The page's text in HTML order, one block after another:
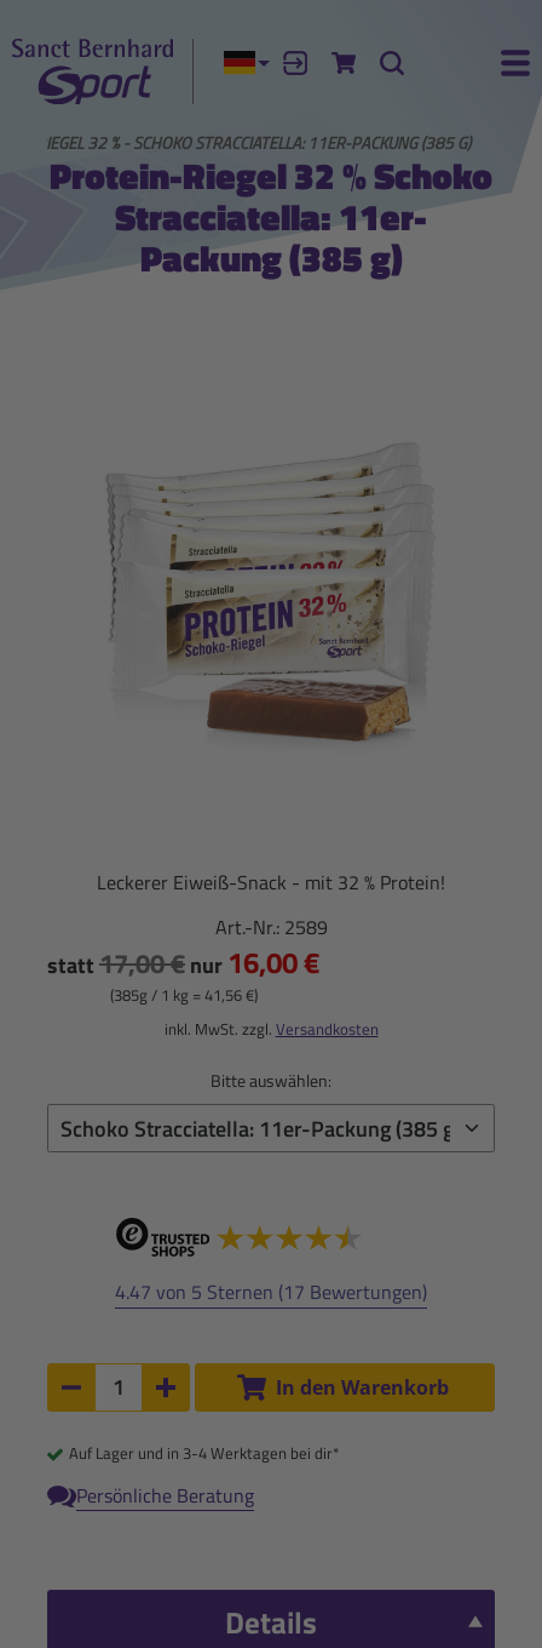
Aktuelle Sprache:
AnmeldenZum Warenkorb
Suche
RIEGEL 32 % - SCHOKO STRACCIATELLA: 11ER-PACKUNG (385 G)
Protein-Riegel 32 % Schoko
Stracciatella: 11er-
Packung (385 g)
Leckerer Eiweiß-Snack - mit 32 % Protein!
Art.-Nr.: 2589
statt17,00 €nur 16,00 €
(385g / 1 kg = 41,56 €)
inkl. MwSt. zzgl. Versandkosten
Bitte auswählen:
4.47 von 5 Sternen (17 Bewertungen)
Anzahl:
Anzahl um 1 verringern
Anzahl um 1 erhöhen
In den Warenkorb
Auf Lager und in 3-4 Werktagen bei dir*
Persönliche Beratung
Details